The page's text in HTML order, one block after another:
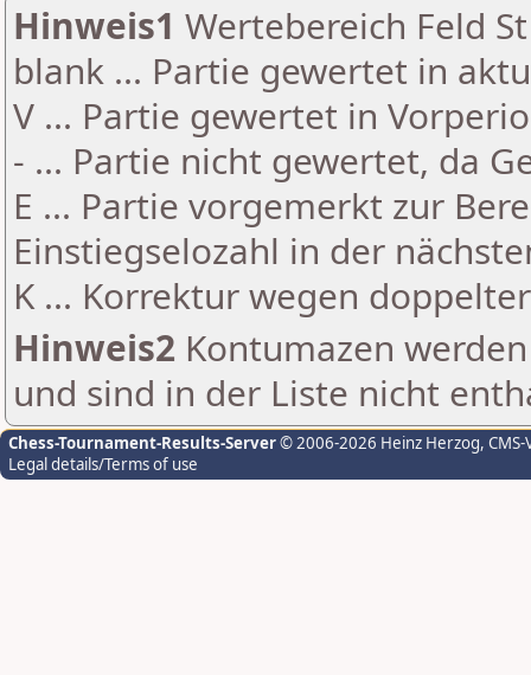
Hinweis1 Wertebereich Feld
blank ... Partie gewertet in
V ... Partie gewertet in
- ... Partie nicht gewertet, da
E ... Partie vorgemerkt zur
Einstiegselozahl in der
K ... Korrektur wegen
Hinweis2 Kontumazen
und sind in der Liste nicht
Chess-Tournament-Results-Server© 2006-2026 Heinz Herzog,
Legal details/Terms of use